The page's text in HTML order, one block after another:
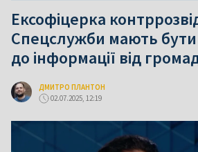
Ексофіцерка
Спецслужби мають
до інформації від
ДМИТРО ПЛАНТОН
02.07.2025, 12:19